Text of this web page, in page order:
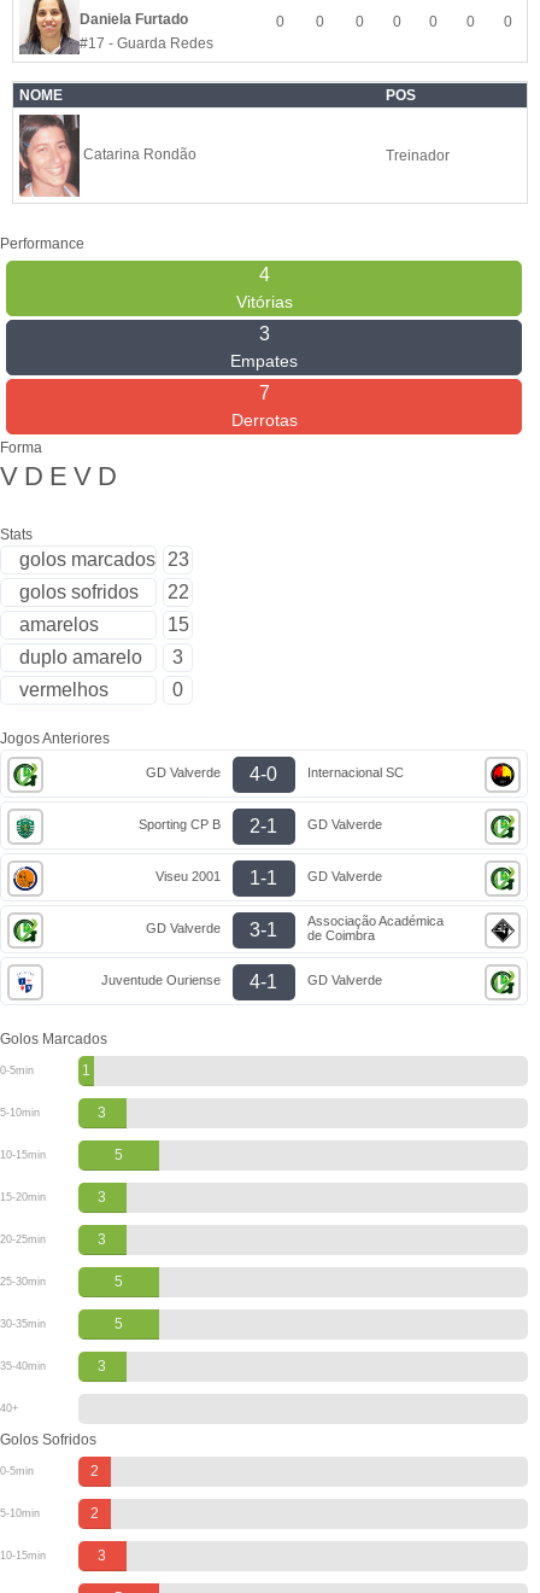
Daniela Furtado
#17 - Guarda Redes
0 0 0 0 0 0 0
NOME POS
Catarina Rondão Treinador
Performance
4
Vitórias
3
Empates
7
Derrotas
Forma
V D E V D
Stats
golos marcados
23
golos sofridos
22
amarelos
15
duplo amarelo
3
vermelhos
0
Jogos Anteriores
GD Valverde 4-0 Internacional SC
Sporting CP B 2-1 GD Valverde
Viseu 2001 1-1 GD Valverde
GD Valverde 3-1
Associação Académica
de Coimbra
Juventude Ouriense 4-1 GD Valverde
Golos Marcados
0-5min 1
5-10min 3
10-15min 5
15-20min 3
20-25min 3
25-30min 5
30-35min 5
35-40min 3
40+
Golos Sofridos
0-5min 2
5-10min 2
10-15min 3